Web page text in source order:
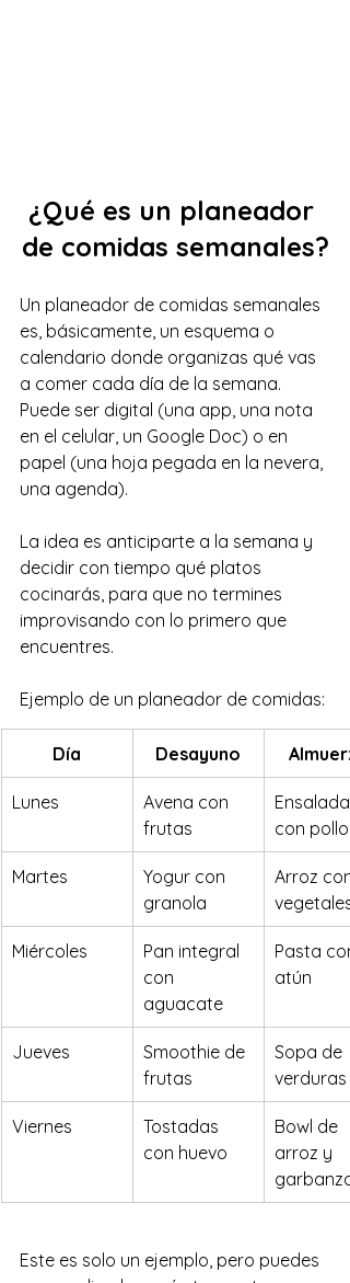
¿Qué es un planeador
de comidas semanales?
Un planeador de comidas semanales
es, básicamente, un esquema o
calendario donde organizas qué vas
a comer cada día de la semana.
Puede ser digital (una app, una nota
en el celular, un Google Doc) o en
papel (una hoja pegada en la nevera,
una agenda).
La idea es anticiparte a la semana y
decidir con tiempo qué platos
cocinarás, para que no termines
improvisando con lo primero que
encuentres.
Ejemplo de un planeador de comidas:
Día Desayuno
Lunes
Avena con
frutas
Ensalada
con pollo
Martes
Yogur con
granola
Arroz con
vegetales
Miércoles
Pan integral
con
aguacate
Pasta con
atún
Jueves
Smoothie de
frutas
Sopa de
verduras
Viernes
Tostadas
con huevo
Bowl de
arroz y
Este es solo un ejemplo, pero puedes